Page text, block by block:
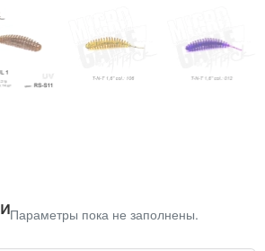
Параметры пока не заполнены.